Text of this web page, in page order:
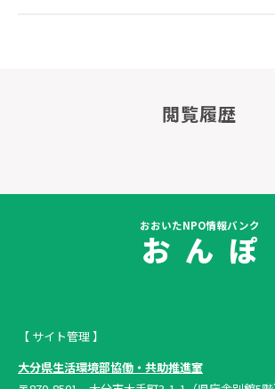
閲覧履歴
おおいたNPO情報バンク
お ん ぽ
【 サイト管理 】
大分県生活環境部協働・共助推進室